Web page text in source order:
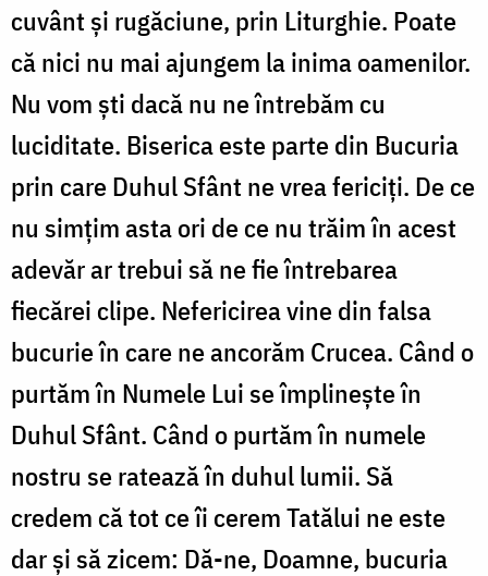
cuvânt și rugăciune, prin Liturghie. Poate
că nici nu mai ajungem la inima oamenilor.
Nu vom ști dacă nu ne întrebăm cu
luciditate. Biserica este parte din Bucuria
prin care Duhul Sfânt ne vrea fericiți. De ce
nu simțim asta ori de ce nu trăim în acest
adevăr ar trebui să ne fie întrebarea
fiecărei clipe. Nefericirea vine din falsa
bucurie în care ne ancorăm Crucea. Când o
purtăm în Numele Lui se împlinește în
Duhul Sfânt. Când o purtăm în numele
nostru se ratează în duhul lumii. Să
credem că tot ce îi cerem Tatălui ne este
dar și să zicem: Dă-ne, Doamne, bucuria